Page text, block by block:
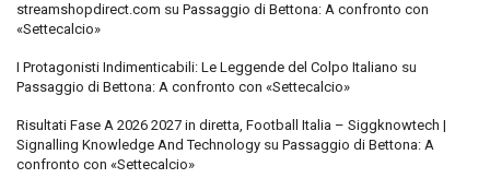
streamshopdirect.com su Passaggio di Bettona: A confronto con
«Settecalcio»
I Protagonisti Indimenticabili: Le Leggende del Colpo Italiano su
Passaggio di Bettona: A confronto con «Settecalcio»
Risultati Fase A 2026 2027 in diretta, Football Italia – Siggknowtech |
Signalling Knowledge And Technology su Passaggio di Bettona: A
confronto con «Settecalcio»